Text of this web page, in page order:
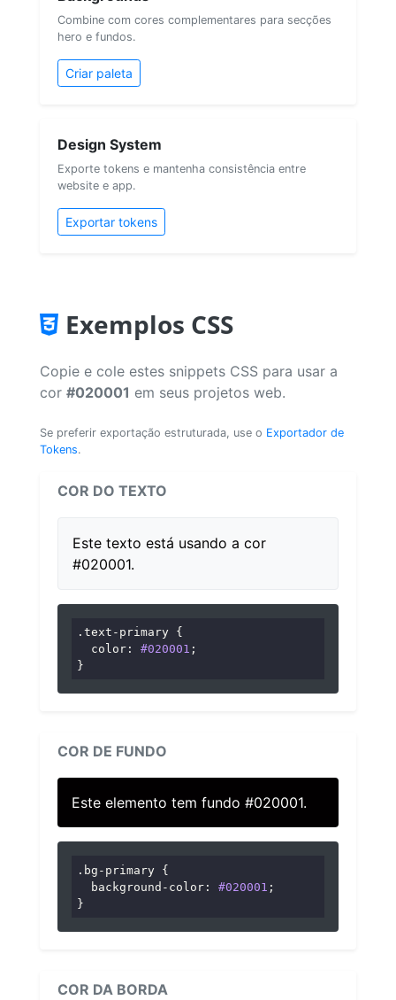
Combine com cores complementares para secções
hero e fundos.
Criar paleta
Design System
Exporte tokens e mantenha consistência entre
website e app.
Exportar tokens
Exemplos CSS
Copie e cole estes snippets CSS para usar a
cor #020001 em seus projetos web.
Se preferir exportação estruturada, use o Exportador de
Tokens.
COR DO TEXTO
Este texto está usando a cor
#020001.
.text-primary {
color : #020001 ;
}
COR DE FUNDO
Este elemento tem fundo #020001.
.bg-primary {
background-color : #020001 ;
}
COR DA BORDA